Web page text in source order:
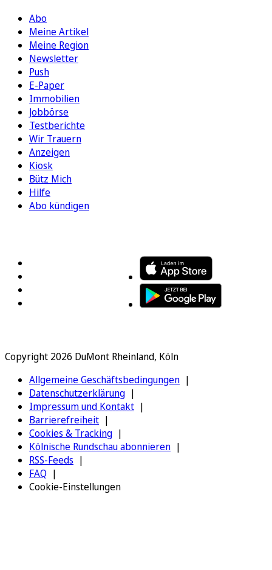
Abo
Meine Artikel
Meine Region
Newsletter
Push
E-Paper
Immobilien
Jobbörse
Testberichte
Wir Trauern
Anzeigen
Kiosk
Bütz Mich
Hilfe
Abo kündigen
Copyright 2026 DuMont Rheinland, Köln
Allgemeine Geschäftsbedingungen
Datenschutzerklärung
Impressum und Kontakt
Barrierefreiheit
Cookies & Tracking
Kölnische Rundschau abonnieren
RSS-Feeds
FAQ
Cookie-Einstellungen